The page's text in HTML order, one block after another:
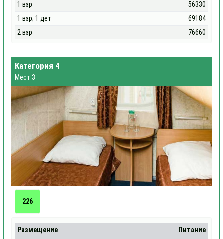
1 взр
56330
1 взр; 1 дет
69184
2 взр
76660
Категория 4
Мест 3
226
Размещение
Питание